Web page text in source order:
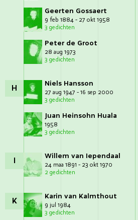
Geerten Gossaert
9 feb 1884 - 27 okt 1958
3 gedichten
Peter de Groot
28 aug 1973
3 gedichten
H Niels Hansson
27 aug 1947 - 16 sep 2000
3 gedichten
Juan Heinsohn Huala
1958
3 gedichten
I Willem van Iependaal
24 maa 1891 - 23 okt 1970
2 gedichten
K Karin van Kalmthout
9 jul 1984
3 gedichten